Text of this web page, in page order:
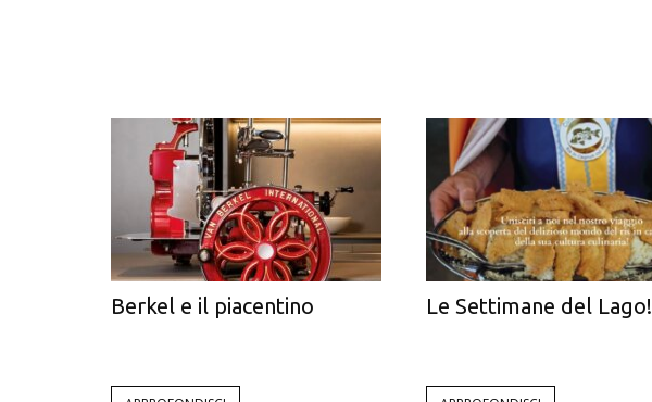
Berkel e il piacentino Le Settimane del Lago!